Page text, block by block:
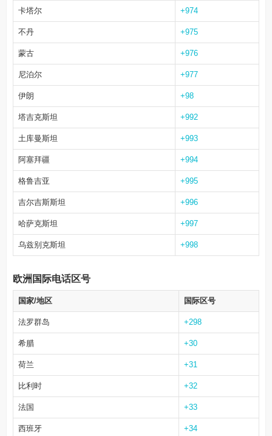
卡塔尔 +974
不丹 +975
蒙古 +976
尼泊尔 +977
伊朗 +98
塔吉克斯坦 +992
土库曼斯坦 +993
阿塞拜疆 +994
格鲁吉亚 +995
吉尔吉斯斯坦 +996
哈萨克斯坦 +997
乌兹别克斯坦 +998
欧洲国际电话区号
国家/地区 国际区号
法罗群岛 +298
希腊 +30
荷兰 +31
比利时 +32
法国 +33
西班牙 +34